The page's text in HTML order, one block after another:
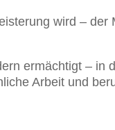
wird –
ermächtigt – in
Arbeit und